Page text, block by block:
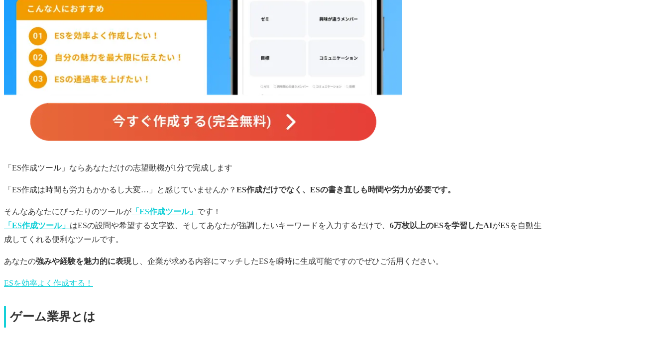
「ES作成ツール」ならあなただけの志望動機が1分で完成します
「ES作成は時間も労力もかかるし大変…」と感じていませんか？ ES作成だけでなく、ESの書き直しも時間や労力が必要です。
そんなあなたにぴったりのツールが 「ES作成ツール」 です！
「ES作成ツール」 はESの設問や希望する文字数、そしてあなたが強調したいキーワードを入力するだけで、 6万枚以上のESを学習したAIがESを自動生
成してくれる便利なツールです。
あなたの強みや経験を魅力的に表現し、企業が求める内容にマッチしたESを瞬時に生成可能ですのでぜひご活用ください。
ESを効率よく作成する！
ゲーム業界とは